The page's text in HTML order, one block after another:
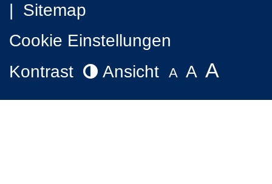
Sitemap
Cookie Einstellungen
Kontrast
Ansicht A A A